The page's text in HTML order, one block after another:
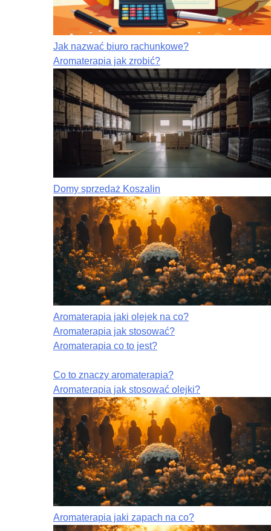
Jak nazwać biuro rachunkowe?
Aromaterapia jak zrobić?
Domy sprzedaż Koszalin
Aromaterapia jaki olejek na co?
Aromaterapia jak stosować?
Aromaterapia co to jest?
Co to znaczy aromaterapia?
Aromaterapia jak stosować olejki?
Aromaterapia jaki zapach na co?